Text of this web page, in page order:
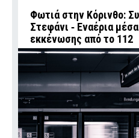
Φωτιά στην Κόρινθο:
Στεφάνι ‑ Εναέρια
εκκένωσης από το 112